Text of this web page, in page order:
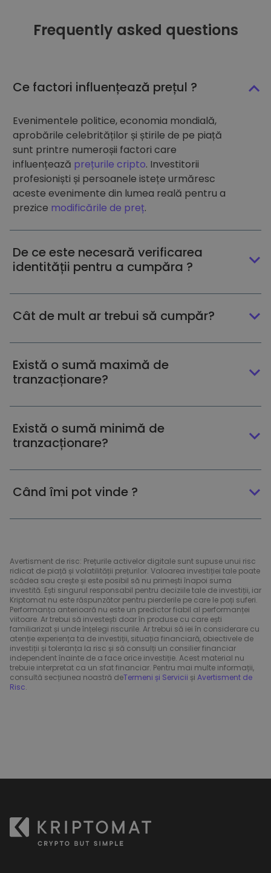
Frequently asked questions
Ce factori influențează prețul ?
Evenimentele politice, economia mondială,
aprobările celebrităților și știrile de pe piață
sunt printre numeroșii factori care
influențează prețurile cripto. Investitorii
profesioniști și persoanele istețe urmăresc
aceste evenimente din lumea reală pentru a
prezice modificările de preț.
De ce este necesară verificarea
identității pentru a cumpăra ?
Cât de mult ar trebui să cumpăr?
Există o sumă maximă de
tranzacționare?
Există o sumă minimă de
tranzacționare?
Când îmi pot vinde ?
Avertisment de risc: Prețurile activelor digitale sunt supuse unui risc
ridicat de piață și volatilității prețurilor. Valoarea investiției tale poate
scădea sau crește și este posibil să nu primești înapoi suma
investită. Ești singurul responsabil pentru deciziile tale de investiții, iar
Kriptomat nu este răspunzător pentru pierderile pe care le poți suferi.
Performanța anterioară nu este un predictor fiabil al performanței
viitoare. Ar trebui să investești doar în produse cu care ești
familiarizat și unde înțelegi riscurile. Ar trebui să iei în considerare cu
atenție experiența ta de investiții, situația financiară, obiectivele de
investiții și toleranța la risc și să consulți un consilier financiar
independent înainte de a face orice investiție. Acest material nu
trebuie interpretat ca un sfat financiar. Pentru mai multe informații,
consultă secțiunea noastră deTermeni și Servicii și Avertisment de
Risc.